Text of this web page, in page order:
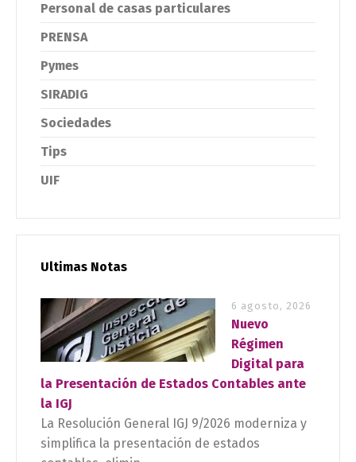
Personal de casas particulares
PRENSA
Pymes
SIRADIG
Sociedades
Tips
UIF
Ultimas Notas
6 agosto, 2026
Nuevo
Régimen
Digital para
la Presentación de Estados Contables ante
la IGJ
La Resolución General IGJ 9/2026 moderniza y
simplifica la presentación de estados